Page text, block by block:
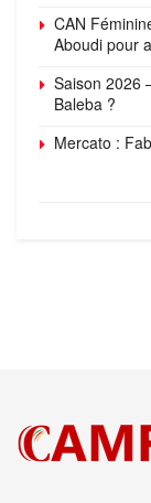
CAN
Aboudi pour
Saison 2026
Baleba ?
Mercato :